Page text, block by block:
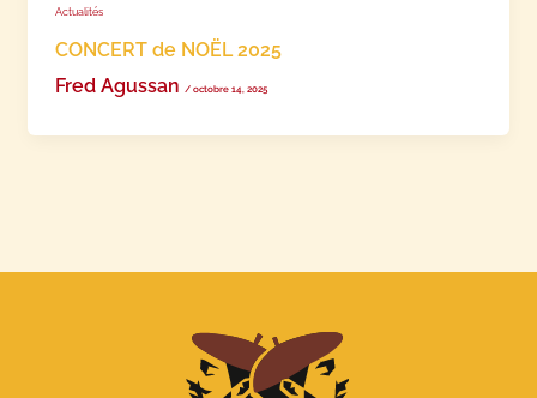
Actualités
CONCERT de NOËL 2025
Fred Agussan / octobre 14, 2025